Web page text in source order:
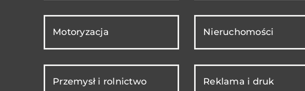
Motoryzacja Nieruchomości
Przemysł i rolnictwo Reklama i druk